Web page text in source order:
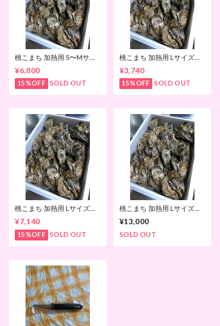
桃こまち 加熱用 S〜Mサイ
¥6,800
15%OFF SOLD OUT
桃こまち 加熱用 Lサイズ
¥3,740
15%OFF SOLD OUT
桃こまち 加熱用 Lサイズ
8kg
¥7,140
15%OFF SOLD OUT
桃こまち 加熱用 Lサイズ
12kg
¥13,000
SOLD OUT